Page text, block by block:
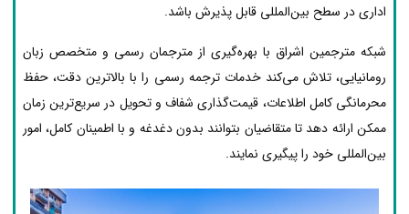
اداری در سطح بین‌المللی قابل پذیرش باشد.
شبکه مترجمین اشراق با بهره‌گیری از مترجمان رسمی و متخصص زبان
رومانیایی، تلاش می‌کند خدمات ترجمه رسمی را با بالاترین دقت، حفظ
محرمانگی کامل اطلاعات، قیمت‌گذاری شفاف و تحویل در سریع‌ترین زمان
ممکن ارائه دهد تا متقاضیان بتوانند بدون دغدغه و با اطمینان کامل، امور
بین‌المللی خود را پیگیری نمایند.